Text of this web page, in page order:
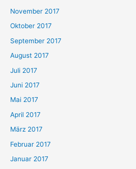
November 2017
Oktober 2017
September 2017
August 2017
Juli 2017
Juni 2017
Mai 2017
April 2017
März 2017
Februar 2017
Januar 2017